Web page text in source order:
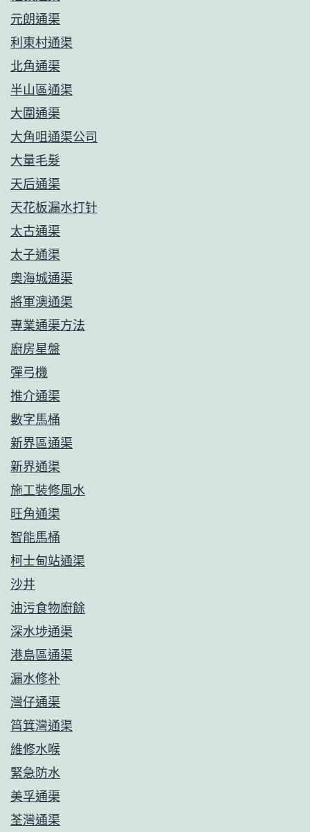
元朗通渠
利東村通渠
北角通渠
半山區通渠
大圍通渠
大角咀通渠公司
大量毛髮
天后通渠
天花板漏水打针
太古通渠
太子通渠
奧海城通渠
將軍澳通渠
專業通渠方法
廚房星盤
彈弓機
推介通渠
數字馬桶
新界區通渠
新界通渠
施工裝修風水
旺角通渠
智能馬桶
柯士甸站通渠
沙井
油污食物廚餘
深水埗通渠
港島區通渠
漏水修补
灣仔通渠
筲箕灣通渠
維修水喉
緊急防水
美孚通渠
荃灣通渠